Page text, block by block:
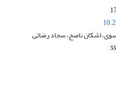
اشکان ناصح، سجاد رضائی